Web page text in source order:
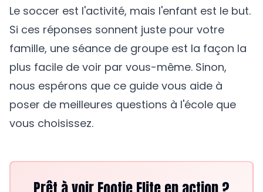
Le soccer est l'activité, mais l'enfant est le but.
Si ces réponses sonnent juste pour votre
famille, une séance de groupe est la façon la
plus facile de voir par vous-même. Sinon,
nous espérons que ce guide vous aide à
poser de meilleures questions à l'école que
vous choisissez.